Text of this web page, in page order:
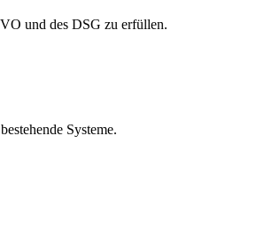
und des DSG zu erfüllen.
Systeme.